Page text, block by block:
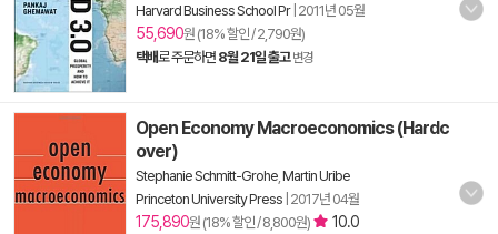
Harvard Business School Pr| 2011년 05월
55,690원 (18% 할인 / 2,790원)
택배로 주문하면 8월 21일 출고 변경
Open Economy Macroeconomics (Hardc
over)
Stephanie Schmitt-Grohe Martin Uribe
Princeton University Press 2017년 04월
175,890원 (18% 할인 / 8,800원) 10.0